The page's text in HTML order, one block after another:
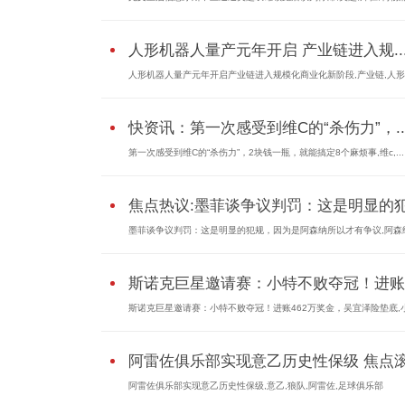
人形机器人量产元年开启 产业链进入规
人形机器人量产元年开启产业链进入规模化商业化新阶段,产业链,人
快资讯：第一次感受到维C的“杀伤力”，
第一次感受到维C的“杀伤力”，2块钱一瓶，就能搞定8个麻烦事,维c,...
焦点热议:墨菲谈争议判罚：这是明显的
墨菲谈争议判罚：这是明显的犯规，因为是阿森纳所以才有争议,阿森
斯诺克巨星邀请赛：小特不败夺冠！进
斯诺克巨星邀请赛：小特不败夺冠！进账462万奖金，吴宜泽险垫底,
阿雷佐俱乐部实现意乙历史性保级 焦点
阿雷佐俱乐部实现意乙历史性保级,意乙,狼队,阿雷佐,足球俱乐部